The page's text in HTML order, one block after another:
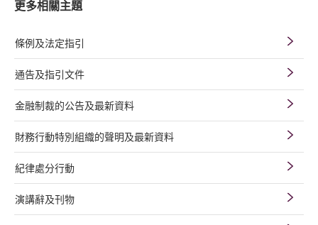
更多相關主題
條例及法定指引
通告及指引文件
金融制裁的公告及最新資料
財務行動特別組織的聲明及最新資料
紀律處分行動
演講辭及刊物